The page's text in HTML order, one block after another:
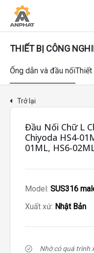
THIẾT BỊ CÔNG
Ống dẫn và đầu nốiThiết
Trở lại
Đầu Nối Chữ L
Chiyoda HS4-
01ML, HS6-
Model: SUS316
Xuất xứ: Nhật Bản
Nhờ có quá trình